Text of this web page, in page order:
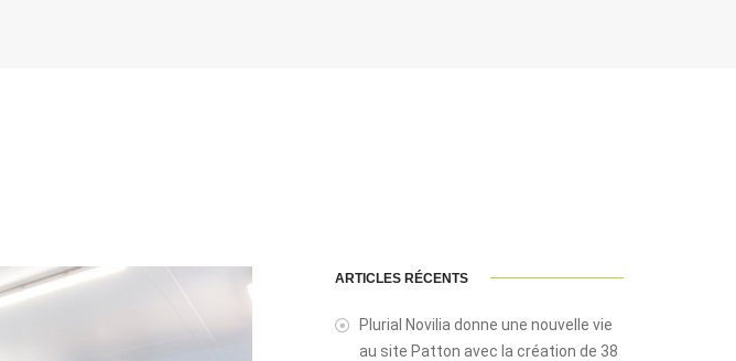
ARTICLES RÉCENTS
Plurial Novilia donne une nouvelle vie
au site Patton avec la création de 38